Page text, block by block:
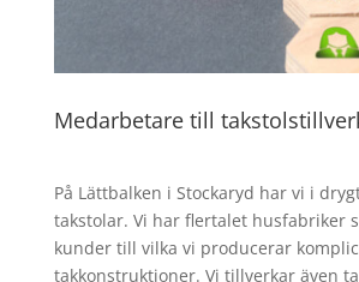
Medarbetare till
På Lättbalken i Stockaryd har vi i
takstolar. Vi har flertalet husfabriker
kunder till vilka vi producerar
takkonstruktioner. Vi tillverkar även